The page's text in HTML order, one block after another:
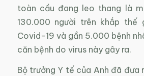
toàn cầu đang leo thang là
130.000 người trên khắp thế
Covid-19 và gần 5.000 bệnh
căn bệnh do virus này gây ra.
Bộ trưởng Y tế của Anh đã đưa